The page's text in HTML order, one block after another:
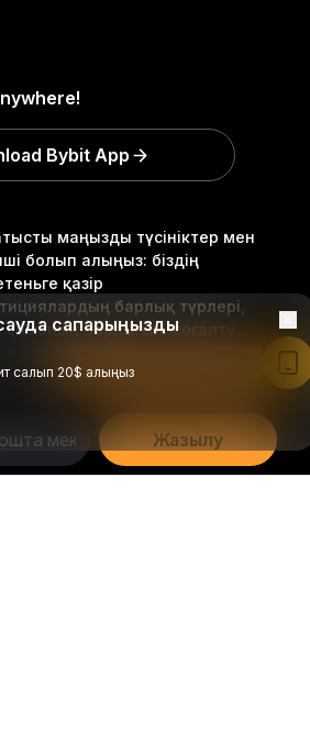
маңызды түсініктер мен
болып алыңыз: біздің
қазір
барлық түрлері,
соманың барлығын жоғалту
тәуекелдерге ие. Мұндай
сәйкес келмеуі мүмкін.
Жазылу
Bybit App
сапарыңызды
салып 20$ алыңыз
Bybit қолданбасында оқу